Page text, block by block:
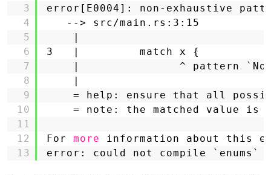
3
4
5
6
7
8
9
10
11
12
13
error[E0004]: non-exhaustive
--> src/main .rs:3:15
3   |         match x {
|               ^ pattern
= help: ensure that all
= note: the matched value is
For more
information about this
error: could not compile `enums`